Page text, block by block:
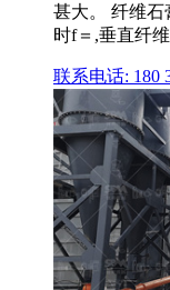
甚大。 纤维石
时f＝,垂直纤
联系电话: 180